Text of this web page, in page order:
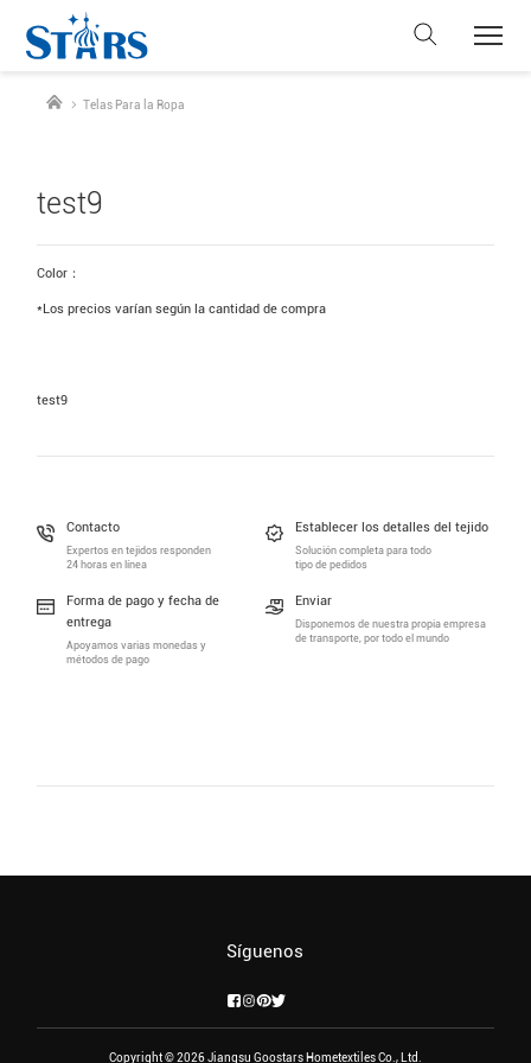
Telas Para la Ropa
test9
Color：
*Los precios varían según la cantidad de compra
test9
Contacto
Expertos en tejidos responden
24 horas en línea
Establecer los detalles del tejido
Solución completa para todo
tipo de pedidos
Forma de pago y fecha de
entrega
Apoyamos varias monedas y
métodos de pago
Enviar
Disponemos de nuestra propia empresa
de transporte, por todo el mundo
Síguenos
Copyright © 2026 Jiangsu Goostars Hometextiles Co., Ltd.